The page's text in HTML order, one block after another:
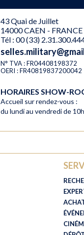
43 Quai de Juillet
14000 CAEN - FRANCE
Tél : 00 (33)
N° TVA : FR04408198372
OERI : FR40819837200042
HORAIRES SHOW-
Accueil sur rendez-vous :
du lundi au vendredi de